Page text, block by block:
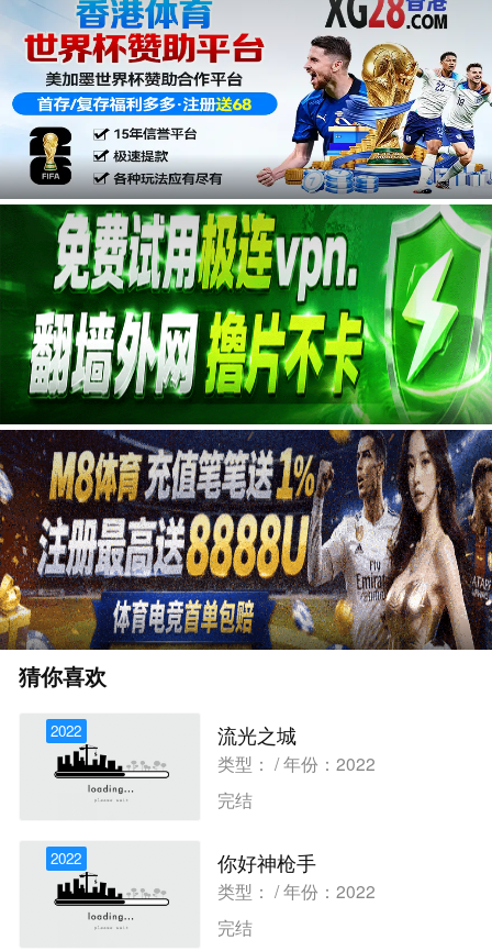
广告
广告
猜你喜欢
2022 流光之城
类型： / 年份：2022
完结
2022 你好神枪手
类型： / 年份：2022
完结